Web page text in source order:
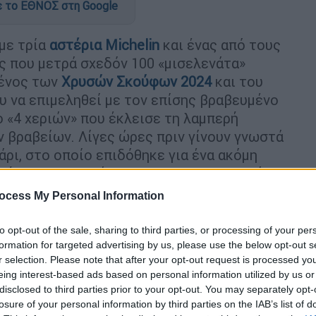
My Personal Information
opt-out of the sale, sharing to third parties, or processing of your
for targeted advertising by us, please use the below opt-out
selection. Please note that after your opt-out request is processed
interest-based ads based on personal information utilized by us
to third parties prior to your opt-out. You may separately
of your personal information by third parties on the IAB’s list of
το ΕΘΝΟΣ στη Google
με τρία αστέρια Michelin και ένας από τους
που μετρά σχεδόν 100 «μισελενάτα»
των Χρυσών Σκούφων 2024και του
να επιμεληθεί με τον επίσης βραβευμένο
«4 χεριών» που έκλεισε τη λαμπερή
Λίγες ώρες πριν γίνουν γνωστά
στο οποίο επιδόθηκε για ένα ακόμη
του «αθηνοράματος» και ανακηρυχθούν
που κερδίζουν τους
απίστευτα ζωντανό, ευδιάθετο και
ο Boerma, που έχει κερδίσει την
αυτή τη στιγμή τρία κορυφαία
Τόκιο και μνημονεύεται ως ένα
του οποίου οι γεύσεις των